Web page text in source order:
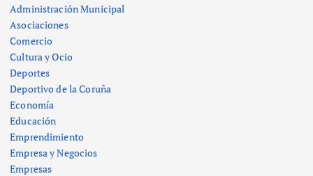
Administración Municipal
Asociaciones
Comercio
Cultura y Ocio
Deportes
Deportivo de la Coruña
Economía
Educación
Emprendimiento
Empresa y Negocios
Empresas